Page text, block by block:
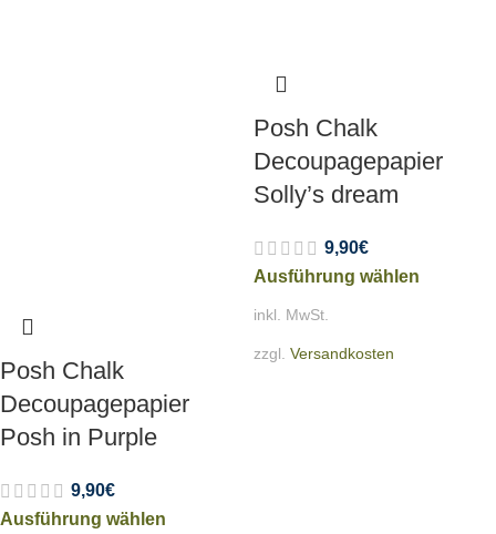
Posh Chalk
Decoupagepapier
Posh in Purple
9,90€
Ausführung wählen
Posh Chalk
Decoupagepapier
Solly’s dream
9,90€
Ausführung wählen
inkl. MwSt.
zzgl. Versandkosten